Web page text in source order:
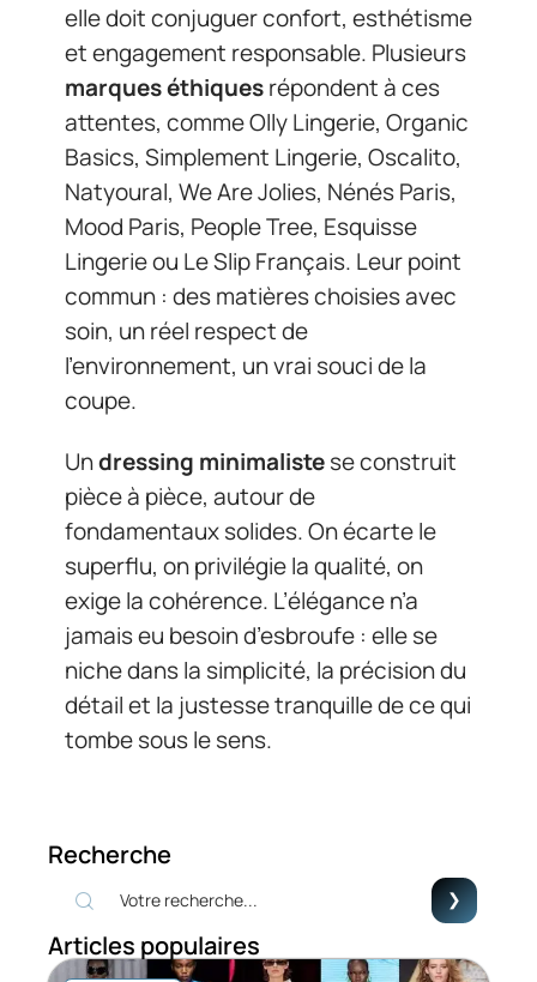
elle doit conjuguer confort, esthétisme
et engagement responsable. Plusieurs
marques éthiquesrépondent à ces
attentes, comme Olly Lingerie, Organic
Basics, Simplement Lingerie, Oscalito,
Natyoural, We Are Jolies, Nénés Paris,
Mood Paris, People Tree, Esquisse
Lingerie ou Le Slip Français. Leur point
commun : des matières choisies avec
soin, un réel respect de
l’environnement, un vrai souci de la
coupe.
Undressing minimalistese construit
pièce à pièce, autour de
fondamentaux solides. On écarte le
superflu, on privilégie la qualité, on
exige la cohérence. L’élégance n’a
jamais eu besoin d’esbroufe : elle se
niche dans la simplicité, la précision du
détail et la justesse tranquille de ce qui
tombe sous le sens.
Recherche
Articles populaires